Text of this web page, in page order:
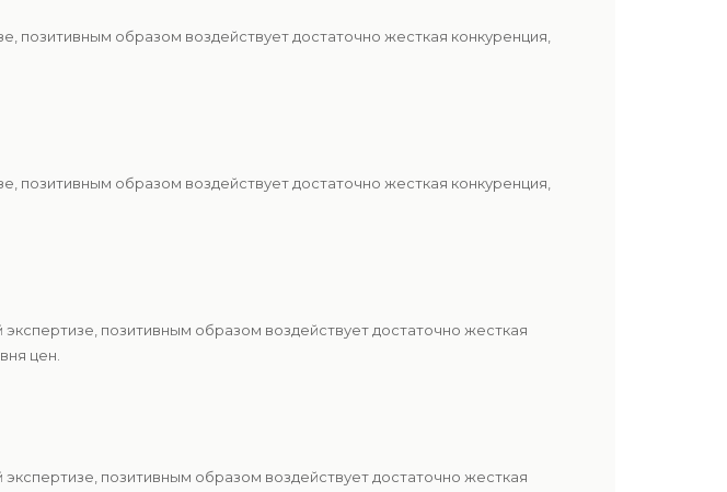
позитивным образом воздействует достаточно жесткая конкуренция,
позитивным образом воздействует достаточно жесткая конкуренция,
позитивным образом воздействует достаточно жесткая
цен.
позитивным образом воздействует достаточно жесткая